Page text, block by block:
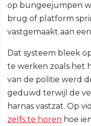
op bungeejumpen
brug of platform
vastgemaakt aan
Dat systeem bleek
te werken zoals het
van de politie werd
geduwd terwijl de
harnas vastzat. Op
zelfs te horen hoe